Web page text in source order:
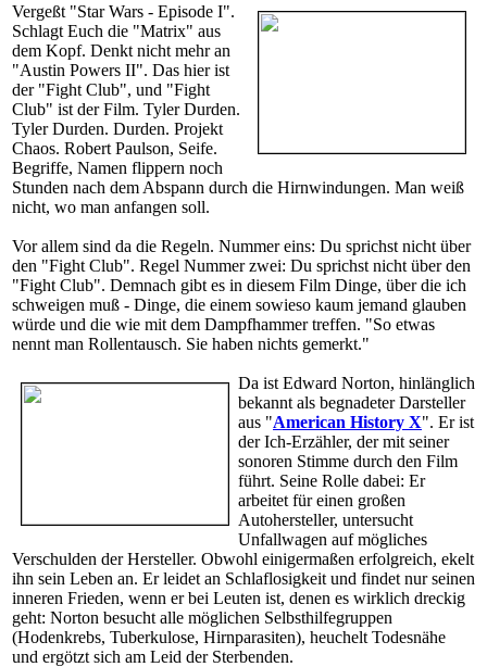
Vergeßt "Star Wars - Episode I".
Schlagt Euch die "Matrix" aus
dem Kopf. Denkt nicht mehr an
"Austin Powers II". Das hier ist
der "Fight Club", und "Fight
Club" ist der Film. Tyler Durden.
Tyler Durden. Durden. Projekt
Chaos. Robert Paulson, Seife.
Begriffe, Namen flippern noch
Stunden nach dem Abspann durch die Hirnwindungen. Man weiß
nicht, wo man anfangen soll.
Vor allem sind da die Regeln. Nummer eins: Du sprichst nicht über
den "Fight Club". Regel Nummer zwei: Du sprichst nicht über den
"Fight Club". Demnach gibt es in diesem Film Dinge, über die ich
schweigen muß - Dinge, die einem sowieso kaum jemand glauben
würde und die wie mit dem Dampfhammer treffen. "So etwas
nennt man Rollentausch. Sie haben nichts gemerkt."
Da ist Edward Norton, hinlänglich
bekannt als begnadeter Darsteller
aus "American History X". Er ist
der Ich-Erzähler, der mit seiner
sonoren Stimme durch den Film
führt. Seine Rolle dabei: Er
arbeitet für einen großen
Autohersteller, untersucht
Unfallwagen auf mögliches
Verschulden der Hersteller. Obwohl einigermaßen erfolgreich, ekelt
ihn sein Leben an. Er leidet an Schlaflosigkeit und findet nur seinen
inneren Frieden, wenn er bei Leuten ist, denen es wirklich dreckig
geht: Norton besucht alle möglichen Selbsthilfegruppen
(Hodenkrebs, Tuberkulose, Hirnparasiten), heuchelt Todesnähe
und ergötzt sich am Leid der Sterbenden.